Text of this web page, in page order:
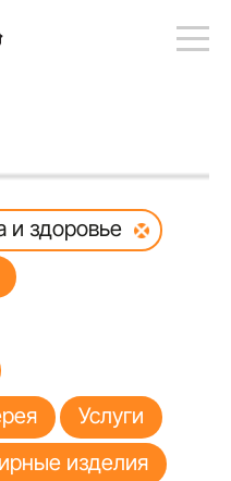
и здоровье
Услуги
изделия